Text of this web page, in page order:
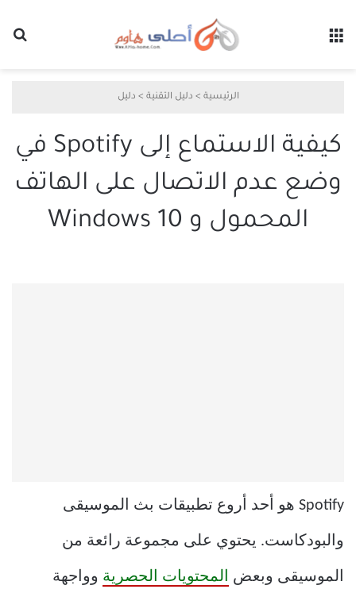
الرئيسية > دليل التقنية > دليل
كيفية الاستماع إلى Spotify في
وضع عدم الاتصال على الهاتف
المحمول و Windows 10
Spotify هو أحد أروع تطبيقات بث الموسيقى
والبودكاست. يحتوي على مجموعة رائعة من
الموسيقى وبعض المحتويات الحصرية وواجهة